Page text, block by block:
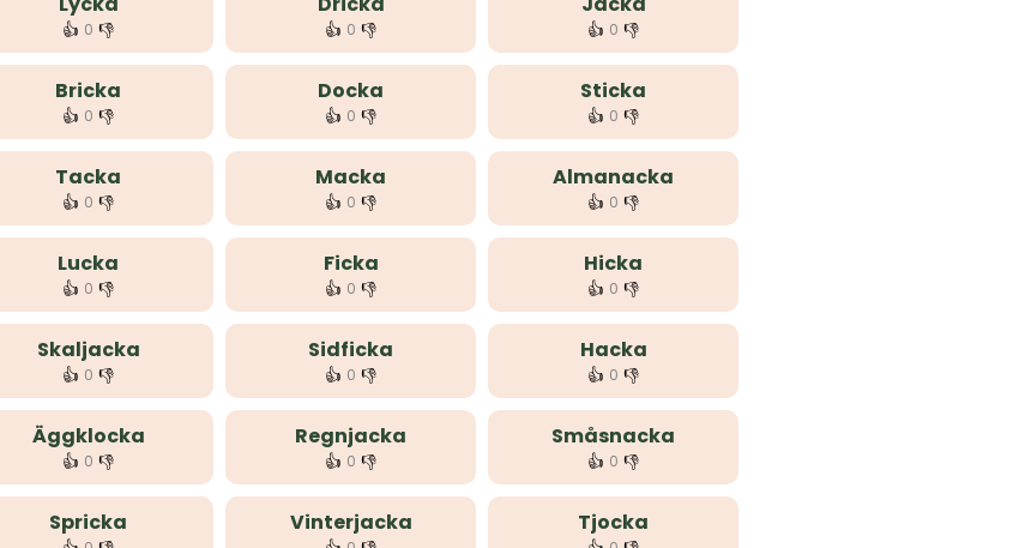
👍 0 👎 👍 0 👎 👍 0 👎
Bricka
👍 0 👎
Docka
👍 0 👎
Sticka
👍 0 👎
Tacka
👍 0 👎
Macka
👍 0 👎
Almanacka
👍 0 👎
Lucka
👍 0 👎
Ficka
👍 0 👎
Hicka
👍 0 👎
Skaljacka
👍 0 👎
Sidficka
👍 0 👎
Hacka
👍 0 👎
Äggklocka
👍 0 👎
Regnjacka
👍 0 👎
Småsnacka
👍 0 👎
Spricka Vinterjacka Tjocka